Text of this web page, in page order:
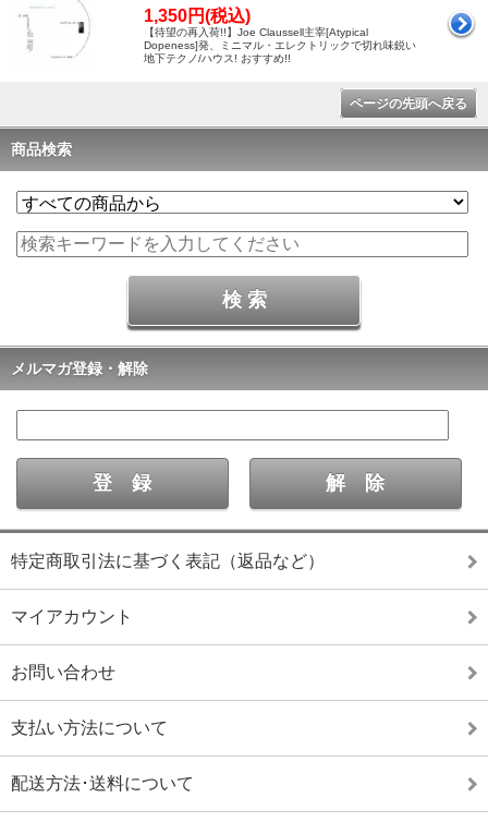
1,350円(税込)
【待望の再入荷!!】Joe Claussell主宰[Atypical
Dopeness]発、ミニマル・エレクトリックで切れ味鋭い
地下テクノ/ハウス! おすすめ!!
ページの先頭へ戻る
商品検索
メルマガ登録・解除
特定商取引法に基づく表記（返品など）
マイアカウント
お問い合わせ
支払い方法について
配送方法･送料について